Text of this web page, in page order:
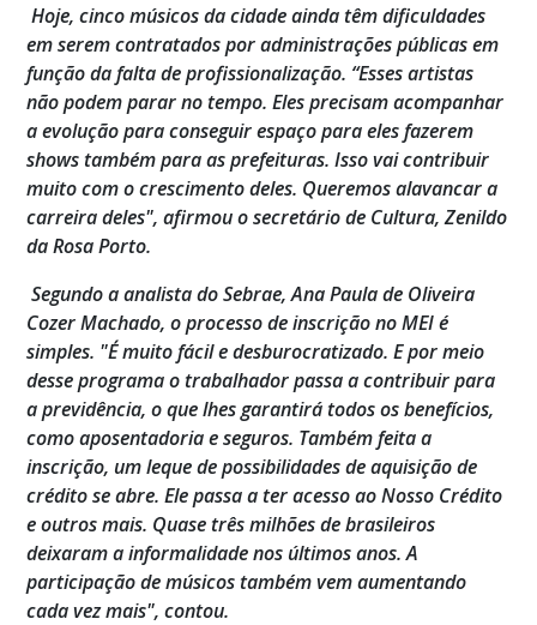
Hoje, cinco músicos da cidade ainda têm dificuldades
em serem contratados por administrações públicas em
função da falta de profissionalização. “Esses artistas
não podem parar no tempo. Eles precisam acompanhar
a evolução para conseguir espaço para eles fazerem
shows também para as prefeituras. Isso vai contribuir
muito com o crescimento deles. Queremos alavancar a
carreira deles", afirmou o secretário de Cultura, Zenildo
da Rosa Porto.
Segundo a analista do Sebrae, Ana Paula de Oliveira
Cozer Machado, o processo de inscrição no MEI é
simples. "É muito fácil e desburocratizado. E por meio
desse programa o trabalhador passa a contribuir para
a previdência, o que lhes garantirá todos os benefícios,
como aposentadoria e seguros. Também feita a
inscrição, um leque de possibilidades de aquisição de
crédito se abre. Ele passa a ter acesso ao Nosso Crédito
e outros mais. Quase três milhões de brasileiros
deixaram a informalidade nos últimos anos. A
participação de músicos também vem aumentando
cada vez mais", contou.